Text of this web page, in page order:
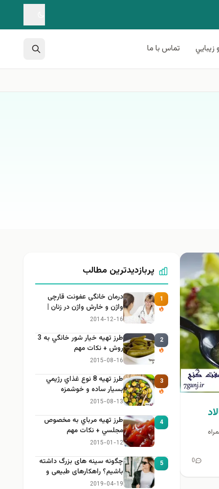
زيبايي تماس با ما
با ما در 7 گنج همراه
0
پربازدیدترین مطالب
1
درمان خانگی عفونت قارچی
واژن و خارش واژن در زنان |
راهنمای کامل، ایمن و کاربردی
2014-12-16
2
طرز تهيه خیار شور خانگي به 3
روش + نكات مهم
2015-08-16
3
طرز تهيه 8 نوع غذاي رژيمي
بسيار ساده و خوشمزه
2015-08-13
4
طرز تهيه مرباي به مخصوص
مجلسي + نكات مهم
2015-01-12
5
چگونه سینه های بزرگ داشته
باشیم؟ راهکارهای طبیعی و
خانگی برای بزرگ کردن سینه
2019-04-19